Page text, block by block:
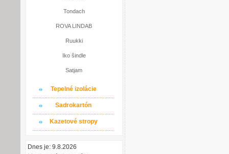
Tondach
ROVA LINDAB
Ruukki
Iko šindle
Satjam
Tepelné izolácie
Sadrokartón
Kazetové stropy
Dnes je: 9.8.2026